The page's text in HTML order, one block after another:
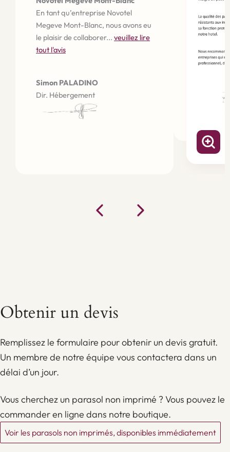
En tant qu’entreprise Novotel
Megeve Mont-Blanc, nous avons eu
le plaisir de collaborer... veuillez lire
tout l'avis
Simon PALADINO
Dir. Hébergement
Obtenir un devis
Remplissez le formulaire pour obtenir un devis gratuit.
Un membre de notre équipe vous contactera dans un
délai d’un jour.
Vous cherchez un parasol non imprimé ? Vous pouvez le
commander en ligne dans notre boutique.
Voir les parasols non imprimés, disponibles immédiatement